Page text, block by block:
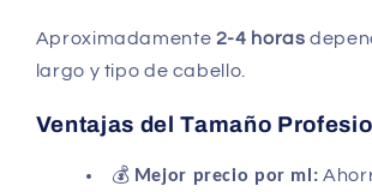
Aproximadamente 2-4 horas
largo y tipo de cabello.
Ventajas del Tamaño
💰 Mejor precio por ml: